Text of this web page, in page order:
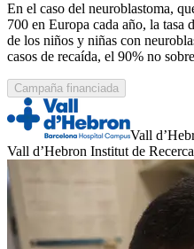
En el caso del neuroblastoma,
700 en Europa cada año, la tasa
de los niños y niñas con
casos de recaída, el 90% no
Campaña financiada
Vall
Vall d’Hebron Institut de